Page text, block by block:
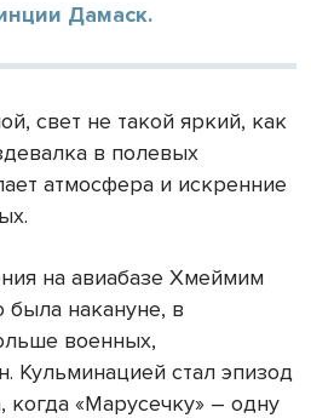
Дамаск.
свет не такой яркий, как
в полевых
атмосфера и искренние
на авиабазе Хмеймим
была накануне, в
военных,
Кульминацией стал эпизод
когда «Марусечку» – одну